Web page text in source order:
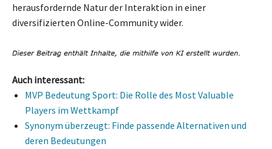
herausfordernde Natur der Interaktion in einer
diversifizierten Online-Community wider.
Auch interessant:
MVP Bedeutung Sport: Die Rolle des Most Valuable
Players im Wettkampf
Synonym überzeugt: Finde passende Alternativen und
deren Bedeutungen